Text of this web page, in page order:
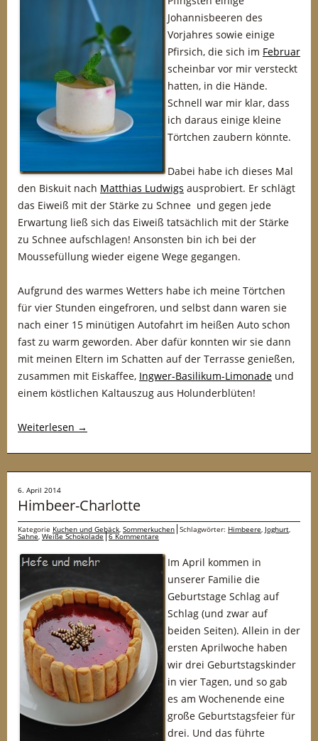
Johannisbeeren des
Vorjahres sowie einige
Pfirsich, die sich im Februar
scheinbar vor mir versteckt
hatten, in die Hände.
Schnell war mir klar, dass
ich daraus einige kleine
Törtchen zaubern könnte.
Dabei habe ich dieses Mal
den Biskuit nach Matthias Ludwigs ausprobiert. Er schlägt
das Eiweiß mit der Stärke zu Schnee und gegen jede
Erwartung ließ sich das Eiweiß tatsächlich mit der Stärke
zu Schnee aufschlagen! Ansonsten bin ich bei der
Moussefüllung wieder eigene Wege gegangen.
Aufgrund des warmes Wetters habe ich meine Törtchen
für vier Stunden eingefroren, und selbst dann waren sie
nach einer 15 minütigen Autofahrt im heißen Auto schon
fast zu warm geworden. Aber dafür konnten wir sie dann
mit meinen Eltern im Schatten auf der Terrasse genießen,
zusammen mit Eiskaffee, Ingwer-Basilikum-Limonade und
einem köstlichen Kaltauszug aus Holunderblüten!
Weiterlesen →
6. April 2014
Himbeer-Charlotte
Kategorie Kuchen und Gebäck, Sommerkuchen Schlagwörter: Himbeere, Joghurt,
Sahne, Weiße Schokolade 6 Kommentare
Im April kommen in
unserer Familie die
Geburtstage Schlag auf
Schlag (und zwar auf
beiden Seiten). Allein in der
ersten Aprilwoche haben
wir drei Geburtstagskinder
in vier Tagen, und so gab
es am Wochenende eine
große Geburtstagsfeier für
drei. Und das führte